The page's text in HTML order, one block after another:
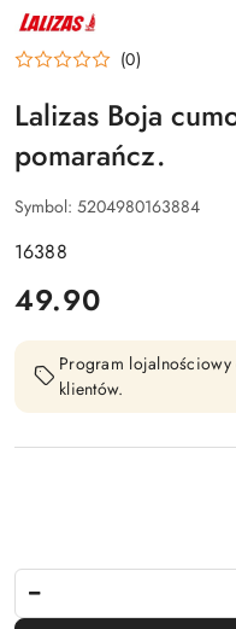
NAZWA
PRODUCENTA:
LALIZAS (0)
Lalizas Boja
pomarańcz.
Symbol: 5204980163884
16388
cena:
49.90
Program
klientów.